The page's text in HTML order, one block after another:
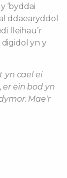
‘byddai
ddaearyddol
lleihau’r
yn y
yn cael ei
er ein bod yn
Mae'r